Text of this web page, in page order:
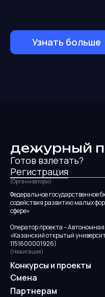
Узнать больше
дежурный
Готов взлетать?
Регистрация
(Организаторы)
Федеральное государственное
содействия развитию малых
сфере»
Оператор проекта –
«Казанский открытый
1151600001926)
(Навигация)
Конкурсы и проекты
Смена
Партнерам